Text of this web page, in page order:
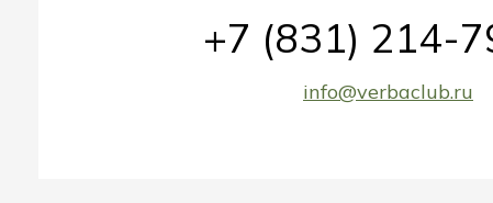
+7 (831) 214-
info@verbaclub.ru